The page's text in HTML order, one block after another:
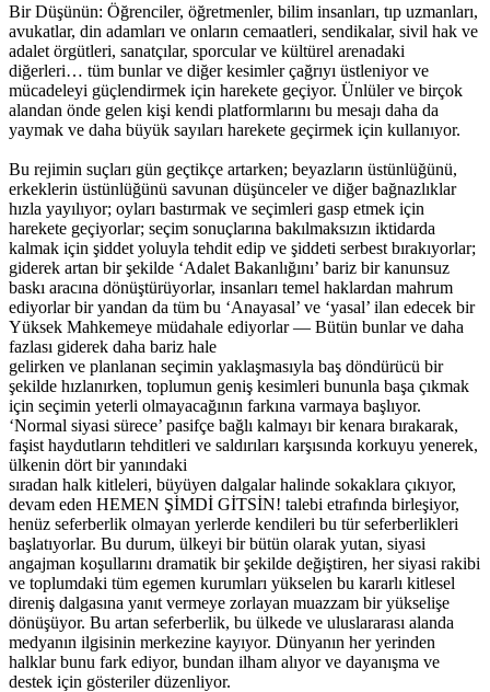
Bir Düşünün: Öğrenciler, öğretmenler, bilim insanları, tıp uzmanları,
avukatlar, din adamları ve onların cemaatleri, sendikalar, sivil hak ve
adalet örgütleri, sanatçılar, sporcular ve kültürel arenadaki
diğerleri… tüm bunlar ve diğer kesimler çağrıyı üstleniyor ve
mücadeleyi güçlendirmek için harekete geçiyor. Ünlüler ve birçok
alandan önde gelen kişi kendi platformlarını bu mesajı daha da
yaymak ve daha büyük sayıları harekete geçirmek için kullanıyor.
Bu rejimin suçları gün geçtikçe artarken; beyazların üstünlüğünü,
erkeklerin üstünlüğünü savunan düşünceler ve diğer bağnazlıklar
hızla yayılıyor; oyları bastırmak ve seçimleri gasp etmek için
harekete geçiyorlar; seçim sonuçlarına bakılmaksızın iktidarda
kalmak için şiddet yoluyla tehdit edip ve şiddeti serbest bırakıyorlar;
giderek artan bir şekilde ‘Adalet Bakanlığını’ bariz bir kanunsuz
baskı aracına dönüştürüyorlar, insanları temel haklardan mahrum
ediyorlar bir yandan da tüm bu ‘Anayasal’ ve ‘yasal’ ilan edecek bir
Yüksek Mahkemeye müdahale ediyorlar — Bütün bunlar ve daha
fazlası giderek daha bariz hale
gelirken ve planlanan seçimin yaklaşmasıyla baş döndürücü bir
şekilde hızlanırken, toplumun geniş kesimleri bununla başa çıkmak
için seçimin yeterli olmayacağının farkına varmaya başlıyor.
‘Normal siyasi sürece’ pasifçe bağlı kalmayı bir kenara bırakarak,
faşist haydutların tehditleri ve saldırıları karşısında korkuyu yenerek,
ülkenin dört bir yanındaki
sıradan halk kitleleri, büyüyen dalgalar halinde sokaklara çıkıyor,
devam eden HEMEN ŞİMDİ GİTSİN! talebi etrafında birleşiyor,
henüz seferberlik olmayan yerlerde kendileri bu tür seferberlikleri
başlatıyorlar. Bu durum, ülkeyi bir bütün olarak yutan, siyasi
angajman koşullarını dramatik bir şekilde değiştiren, her siyasi rakibi
ve toplumdaki tüm egemen kurumları yükselen bu kararlı kitlesel
direniş dalgasına yanıt vermeye zorlayan muazzam bir yükselişe
dönüşüyor. Bu artan seferberlik, bu ülkede ve uluslararası alanda
medyanın ilgisinin merkezine kayıyor. Dünyanın her yerinden
halklar bunu fark ediyor, bundan ilham alıyor ve dayanışma ve
destek için gösteriler düzenliyor.